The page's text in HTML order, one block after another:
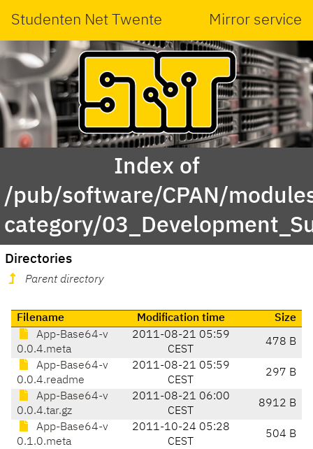
Studenten Net Twente Mirror service
Index of
/pub/software/CPAN/
category/
Directories
Parent directory
Filename Modification time
Size
App-Base64-v
0.0.4.meta
2011-08-21 05:59
CEST
478 B
App-Base64-v
0.0.4.readme
2011-08-21 05:59
CEST
297 B
App-Base64-v
0.0.4.tar.gz
2011-08-21 06:00
CEST
8912 B
App-Base64-v
0.1.0.meta
2011-10-24 05:28
CEST
504 B